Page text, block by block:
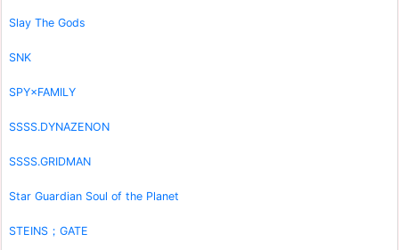
Slay The Gods
SNK
SPY×FAMILY
SSSS.DYNAZENON
SSSS.GRIDMAN
Star Guardian Soul of the Planet
STEINS；GATE